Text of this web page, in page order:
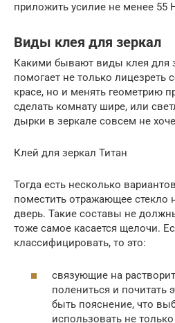
приложить усилие не менее 55
Виды клея для зеркал
Какими бывают виды клея для
помогает не только лицезреть
красе, но и менять геометрию
сделать комнату шире, или
дырки в зеркале совсем не
Клей для зеркал Титан
Тогда есть несколько
поместить отражающее стекло
дверь. Такие составы не
тоже самое касается щелочи.
классифицировать, то это:
связующие на
полениться и почитать
быть пояснение, что
использовать не